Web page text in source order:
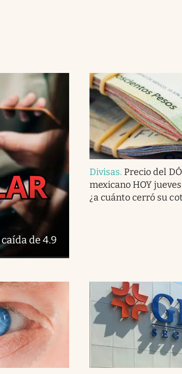
de 4.9
Divisas. Precio del
mexicano HOY
¿a cuánto cerró su